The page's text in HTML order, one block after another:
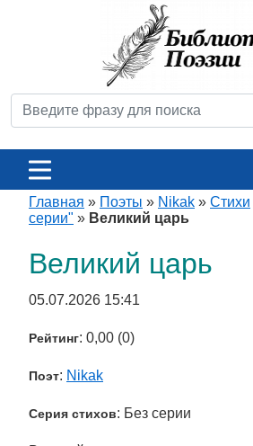
Главная » Поэты » Nikak » Стихи
серии" » Великий царь
Великий царь
05.07.2026 15:41
Рейтинг: 0,00 (0)
Поэт: Nikak
Серия стихов: Без серии